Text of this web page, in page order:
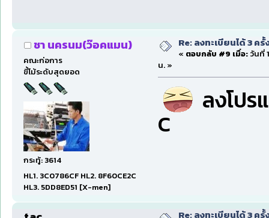
ชา นครนม(ว๊อคแมน)
คณะก่อการ
ขี้โม้ระดับสุดยอด
กระทู้: 3614
HL1. 3C0786CF HL2. 8F60CE2C
HL3. 5DD8ED51 [X-men]
Re: ลงทะเบียนได้ 3 ค
« ตอบกลับ #9 เมื่อ:วันที่
น. »
ลงโปร
C
Re: ลงทะเบียนได้ 3 ค